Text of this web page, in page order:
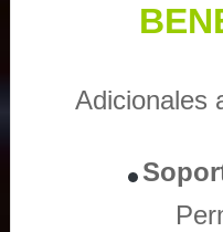
Adicionales